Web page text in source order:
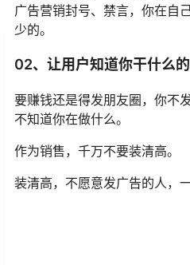
广告营销封号、禁言，你在自
少的。
02、让用户知道你干什么的
要赚钱还是得发朋友圈，你不
不知道你在做什么。
作为销售，千万不要装清高。
装清高，不愿意发广告的人，